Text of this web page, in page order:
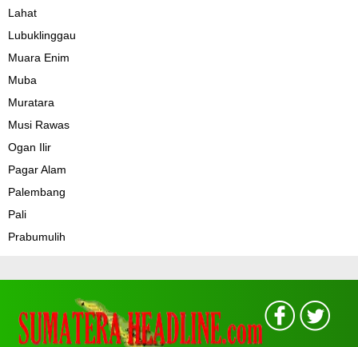
Lahat
Lubuklinggau
Muara Enim
Muba
Muratara
Musi Rawas
Ogan Ilir
Pagar Alam
Palembang
Pali
Prabumulih